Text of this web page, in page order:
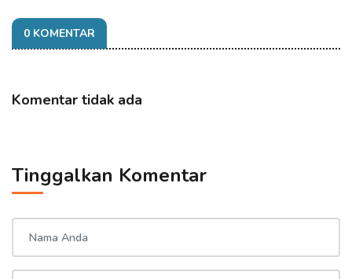
0 KOMENTAR
Komentar tidak ada
Tinggalkan Komentar